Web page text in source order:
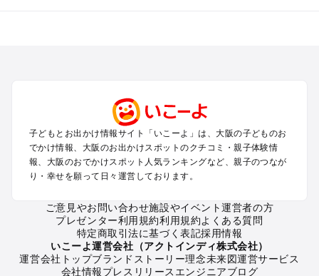
梅田・キタ・淀屋橋・本町・福島のプールお出かけ
東大阪・八尾・寝屋川・守口・門真のプールお出かけ
大阪ベイエリア（USJ・南港）のプールお出かけ
なんば・心斎橋・道頓堀・四ツ橋・ミナミのプールお出かけ
天王寺・阿倍野・上本町・長居のプールお出かけ
新大阪・江坂・十三のプールお出かけ
大阪の定番お出かけスポット
大阪の遊園地
子どもとお出かけ情報サイト「いこーよ」は、大阪の子どものお
でかけ情報、大阪のお出かけスポットのクチコミ・親子体験情
報、大阪のおでかけスポット人気ランキングなど、親子のつなが
り・幸せを願って日々運営しております。
ご意見やお問い合わせ施設やイベント運営者の方
プレゼンター利用規約利用規約よくある質問
特定商取引法に基づく表記採用情報
いこーよ運営会社（アクトインディ株式会社）
運営会社トップブランドストーリー理念未来図運営サービス
会社情報プレスリリース エンジニアブログ